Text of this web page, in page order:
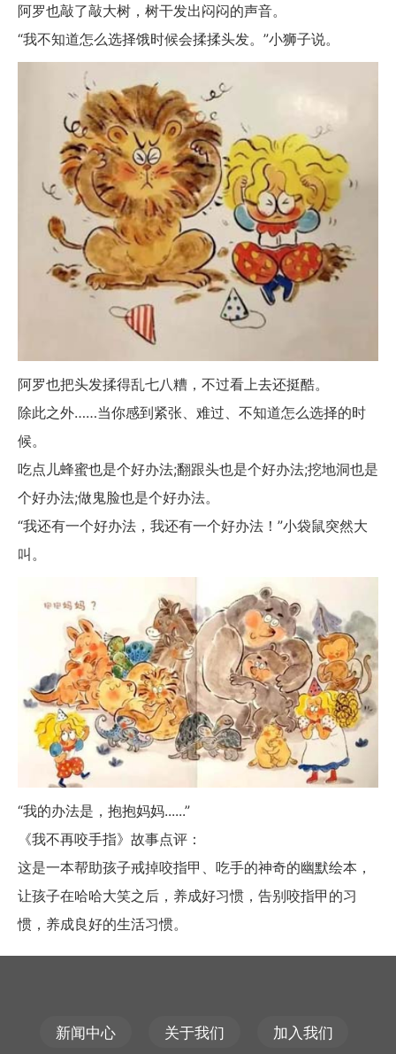
阿罗也敲了敲大树，树干发出闷闷的声音。
“我不知道怎么选择饿时候会揉揉头发。”小狮子说。
阿罗也把头发揉得乱七八糟，不过看上去还挺酷。
除此之外……当你感到紧张、难过、不知道怎么选择的时
候。
吃点儿蜂蜜也是个好办法;翻跟头也是个好办法;挖地洞也是
个好办法;做鬼脸也是个好办法。
“我还有一个好办法，我还有一个好办法！”小袋鼠突然大
叫。
“我的办法是，抱抱妈妈......”
《我不再咬手指》故事点评：
这是一本帮助孩子戒掉咬指甲、吃手的神奇的幽默绘本，
让孩子在哈哈大笑之后，养成好习惯，告别咬指甲的习
惯，养成良好的生活习惯。
新闻中心 关于我们 加入我们